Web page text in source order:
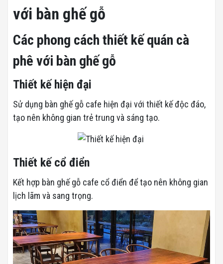
với bàn ghế gỗ
Các phong cách thiết kế quán cà
phê với bàn ghế gỗ
Thiết kế hiện đại
Sử dụng bàn ghế gỗ cafe hiện đại với thiết kế độc đáo,
tạo nên không gian trẻ trung và sáng tạo.
Thiết kế cổ điển
Kết hợp bàn ghế gỗ cafe cổ điển để tạo nên không gian
lịch lãm và sang trọng.